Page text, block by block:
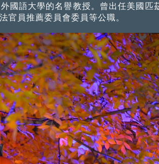
國語大學的名譽教授。曾出任美國
官員推薦委員會委員等公職。